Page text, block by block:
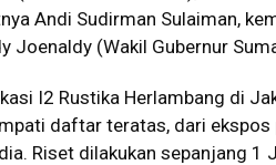
Andi Sudirman Sulaiman,
Joenaldy (Wakil Gubernur
I2 Rustika Herlambang di
daftar teratas, dari
Riset dilakukan sepanjang 1